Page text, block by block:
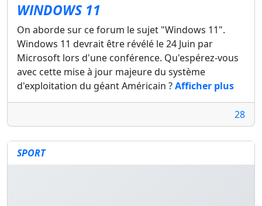
WINDOWS 11
On aborde sur ce forum le sujet "Windows 11".
Windows 11 devrait être révélé le 24 Juin par
Microsoft lors d'une conférence. Qu'espérez-vous
avec cette mise à jour majeure du système
d'exploitation du géant Américain ?Afficher plus
28
SPORT